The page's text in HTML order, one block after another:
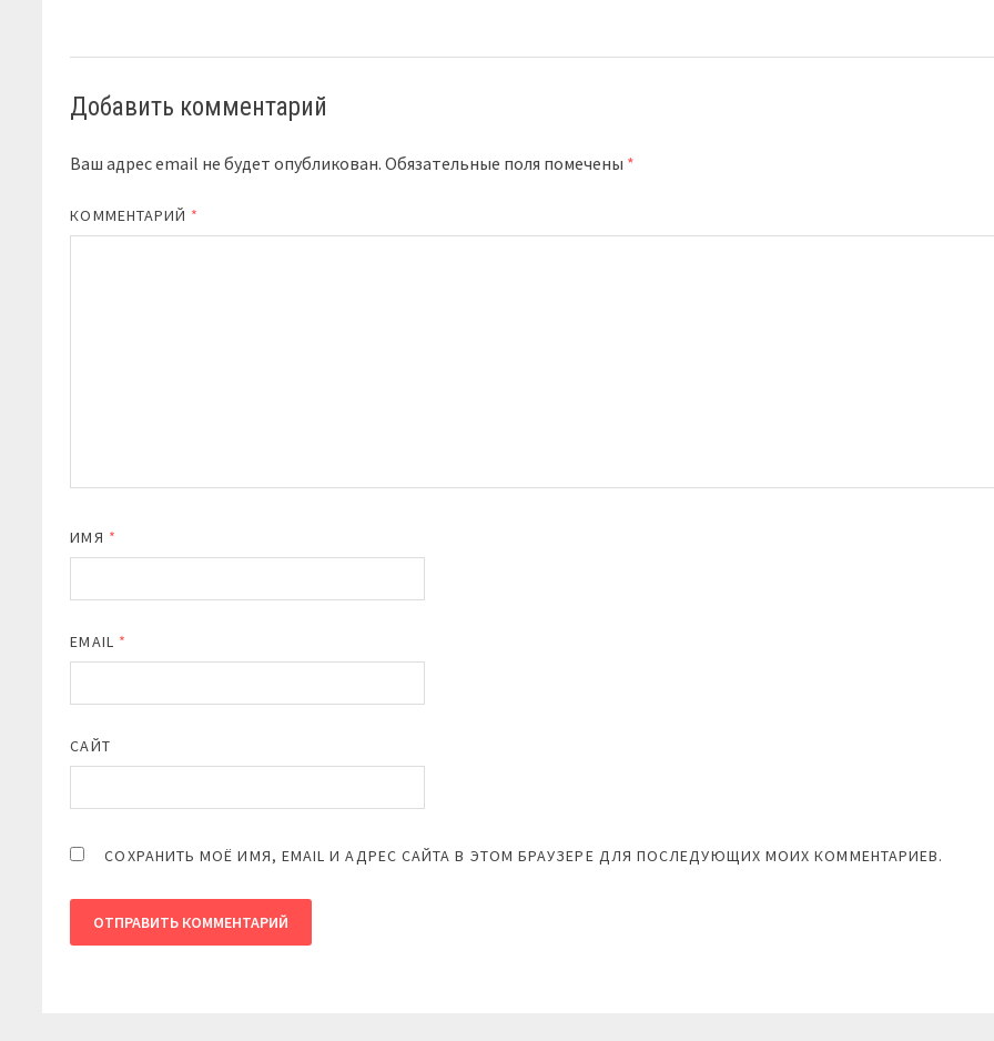
Добавить комментарий
Ваш адрес email не будет опубликован. Обязательные поля помечены *
КОММЕНТАРИЙ *
ИМЯ *
EMAIL *
САЙТ
СОХРАНИТЬ МОЁ ИМЯ, EMAIL И АДРЕС САЙТА В ЭТОМ БРАУЗЕРЕ ДЛЯ ПОСЛЕДУЮЩИХ МОИХ КОММЕНТАРИЕВ.